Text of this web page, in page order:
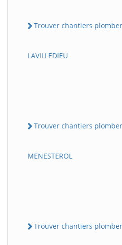
Trouver chantiers
LAVILLEDIEU
Trouver chantiers
MENESTEROL
Trouver chantiers